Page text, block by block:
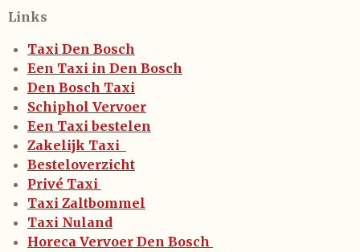
Links
Taxi Den Bosch
Een Taxi in Den Bosch
Den Bosch Taxi
Schiphol Vervoer
Een Taxi bestelen
Zakelijk Taxi
Besteloverzicht
Privé Taxi
Taxi Zaltbommel
Taxi Nuland
Horeca Vervoer Den Bosch